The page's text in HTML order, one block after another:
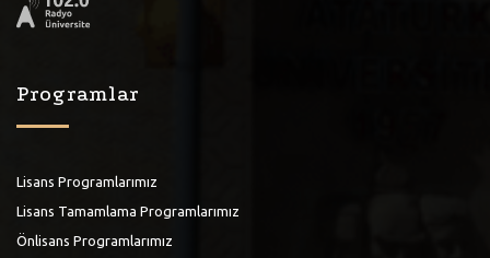
Programlar
Lisans Programlarımız
Lisans Tamamlama Programlarımız
Önlisans Programlarımız